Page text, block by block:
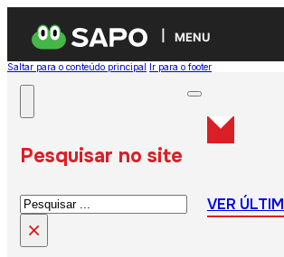
MENU
Saltar para o conteúdo principal Ir para o footer
Pesquisar no site
Pesquisar
×
VER